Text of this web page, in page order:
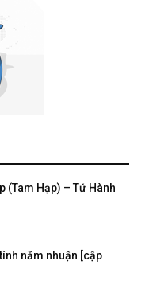
(Tam Hạp) – Tứ Hành
năm nhuận [cập